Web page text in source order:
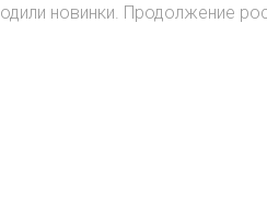
новинки. Продолжение